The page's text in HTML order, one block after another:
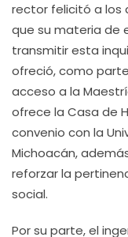
rector felicitó a los
que su materia de
transmitir esta
ofreció, como
acceso a la
ofrece la Casa de
convenio con la
Michoacán,
reforzar la
social.
Por su parte, el